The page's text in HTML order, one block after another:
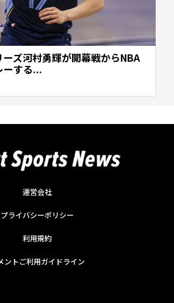
ーズ河村勇輝が開幕戦からNBA
ーする...
運営会社
プライバシーポリシー
利用規約
ントご利用ガイドライン